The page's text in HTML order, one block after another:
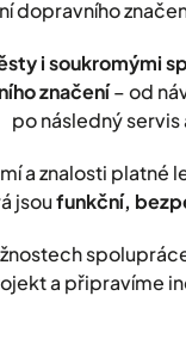
dopravního
i soukromými
značení– od
po následný servis
a znalosti
jsoufunkční,
a připravíme